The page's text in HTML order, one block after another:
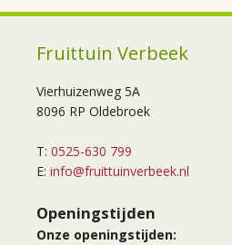
Fruittuin Verbeek
Vierhuizenweg 5A
8096 RP Oldebroek
T: 0525-630 799
E: info@fruittuinverbeek.nl
Openingstijden
Onze openingstijden: